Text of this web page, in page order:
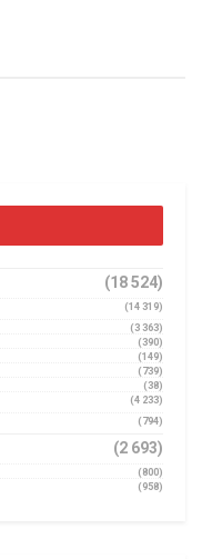
(18 524)
(14 319)
(3 363)
(390)
(149)
(739)
(38)
(4 233)
(794)
(2 693)
(800)
(958)